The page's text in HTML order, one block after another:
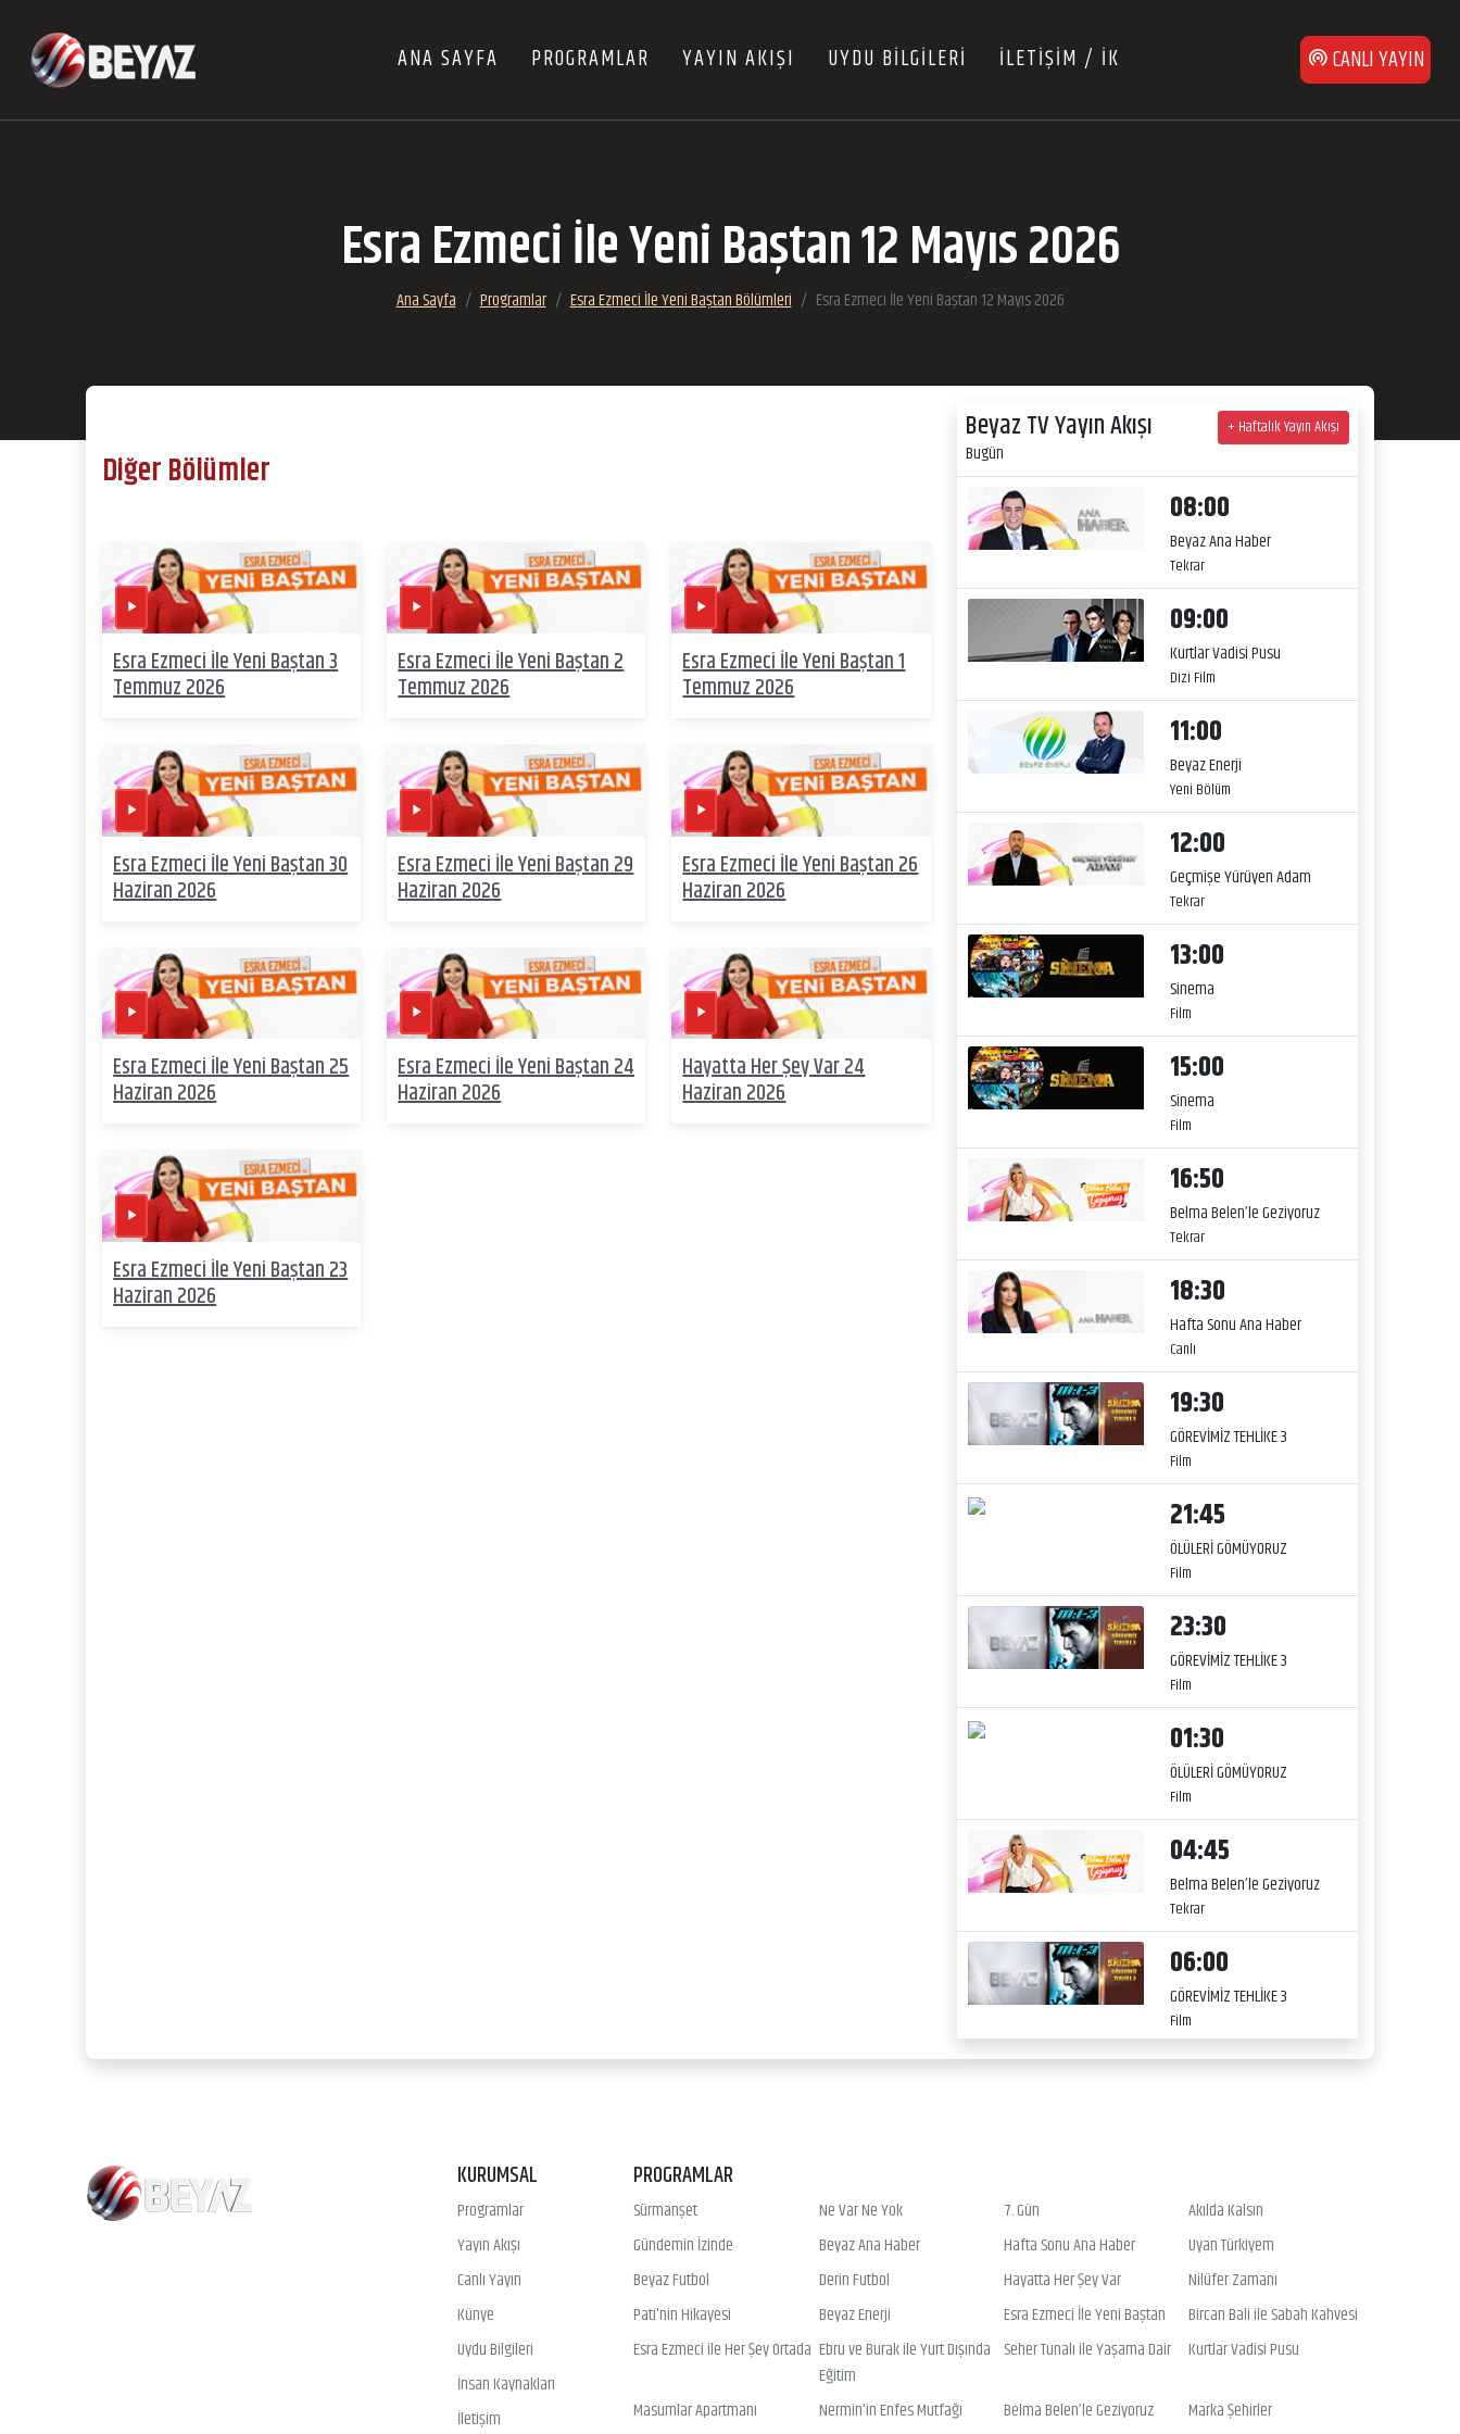
ANA SAYFA PROGRAMLAR YAYIN AKIŞI UYDU BİLGİLERİ İLETİŞİM / İK CANLI YAYIN
Esra Ezmeci İle Yeni Baştan 12 Mayıs 2026
Ana Sayfa Programlar Esra Ezmeci İle Yeni Baştan Bölümleri Esra Ezmeci İle Yeni Baştan 12 Mayıs 2026
Diğer Bölümler
Esra Ezmeci İle Yeni Baştan 3
Temmuz 2026
Esra Ezmeci İle Yeni Baştan 2
Temmuz 2026
Esra Ezmeci İle Yeni Baştan 1
Temmuz 2026
Esra Ezmeci İle Yeni Baştan 30
Haziran 2026
Esra Ezmeci İle Yeni Baştan 29
Haziran 2026
Esra Ezmeci İle Yeni Baştan 26
Haziran 2026
Esra Ezmeci İle Yeni Baştan 25
Haziran 2026
Esra Ezmeci İle Yeni Baştan 24
Haziran 2026
Hayatta Her Şey Var 24
Haziran 2026
Esra Ezmeci İle Yeni Baştan 23
Haziran 2026
Beyaz TV Yayın Akışı
Bugün
+ Haftalık Yayın Akışı
08:00
Beyaz Ana Haber
Tekrar
09:00
Kurtlar Vadisi Pusu
Dizi Film
11:00
Beyaz Enerji
Yeni Bölüm
12:00
Geçmişe Yürüyen Adam
Tekrar
13:00
Sinema
Film
15:00
Sinema
Film
16:50
Belma Belen’le Geziyoruz
Tekrar
18:30
Hafta Sonu Ana Haber
Canlı
19:30
GÖREVİMİZ TEHLİKE 3
Film
21:45
ÖLÜLERİ GÖMÜYORUZ
Film
23:30
GÖREVİMİZ TEHLİKE 3
Film
01:30
ÖLÜLERİ GÖMÜYORUZ
Film
04:45
Belma Belen’le Geziyoruz
Tekrar
06:00
GÖREVİMİZ TEHLİKE 3
Film
KURUMSAL
Programlar
Yayın Akışı
Canlı Yayın
Künye
Uydu Bilgileri
İnsan Kaynakları
İletişim
PROGRAMLAR
Sürmanşet Ne Var Ne Yok 7. Gün
Akılda Kalsın
Gündemin İzinde
Beyaz Ana Haber Hafta Sonu Ana Haber
Uyan Türkiyem
Beyaz Futbol
Derin Futbol Hayatta Her Şey Var
Nilüfer Zamanı
Pati'nin Hikayesi
Beyaz Enerji Esra Ezmeci İle Yeni Baştan
Bircan Bali ile Sabah Kahvesi
Esra Ezmeci ile Her Şey Ortada Ebru ve Burak ile Yurt Dışında
Eğitim
Seher Tunalı ile Yaşama Dair Kurtlar Vadisi Pusu
Masumlar Apartmanı Nermin'in Enfes Mutfağı Belma Belen’le Geziyoruz
Marka Şehirler